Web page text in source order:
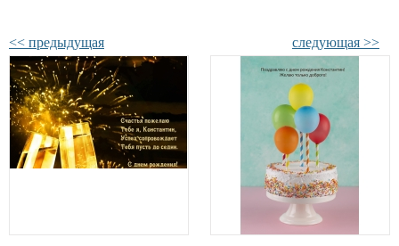
<< предыдущая следующая >>